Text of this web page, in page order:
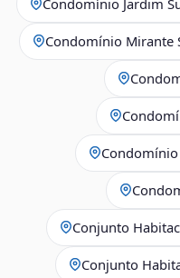
Condomínio Mirante
Condomínio
Conjunto
Conjunto